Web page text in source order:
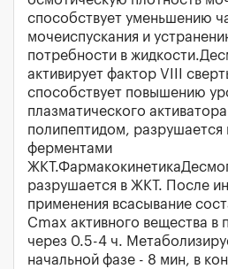
способствует уменьшению
мочеиспускания и
потребности в
активирует фактор VIII
способствует повышению
плазматического
полипептидом,
ферментами
разрушается в ЖКТ. После
применения всасывание
Cmax активного вещества в
через 0.5-4 ч.
начальной фазе - 8 мин, в